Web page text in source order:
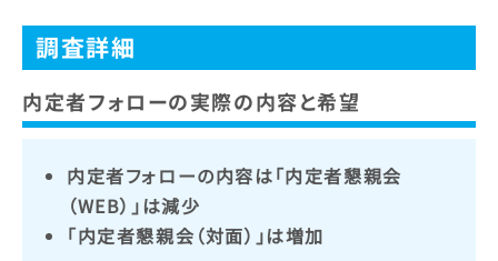
調査詳細
内定者フォローの実際の内容と希望
内定者フォローの内容は「内定者懇親会
（WEB）」は減少
「内定者懇親会（対面）」は増加